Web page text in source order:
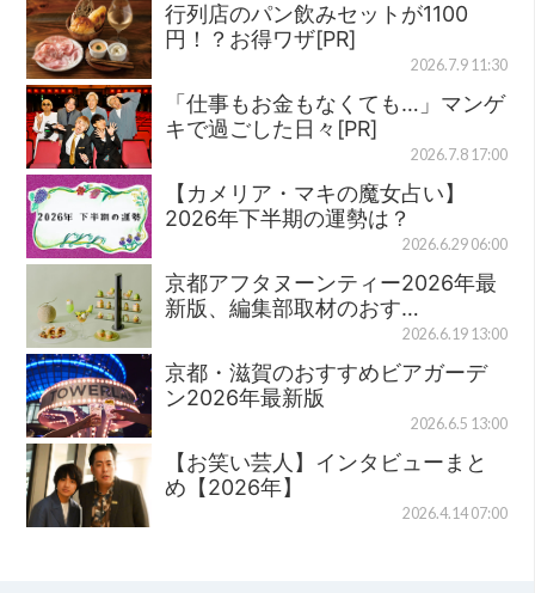
行列店のパン飲みセットが1100
円！？お得ワザ[PR]
2026.7.9 11:30
「仕事もお金もなくても…」マンゲ
キで過ごした日々[PR]
2026.7.8 17:00
【カメリア・マキの魔女占い】
2026年下半期の運勢は？
2026.6.29 06:00
京都アフタヌーンティー2026年最
新版、編集部取材のおす…
2026.6.19 13:00
京都・滋賀のおすすめビアガーデ
ン2026年最新版
2026.6.5 13:00
【お笑い芸人】インタビューまと
め【2026年】
2026.4.14 07:00